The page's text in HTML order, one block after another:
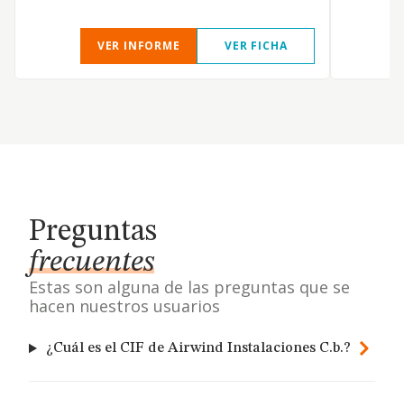
VER INFORME VER FICHA
Preguntas
frecuentes
Estas son alguna de las preguntas que se
hacen nuestros usuarios
¿Cuál es el CIF de Airwind Instalaciones C.b.?